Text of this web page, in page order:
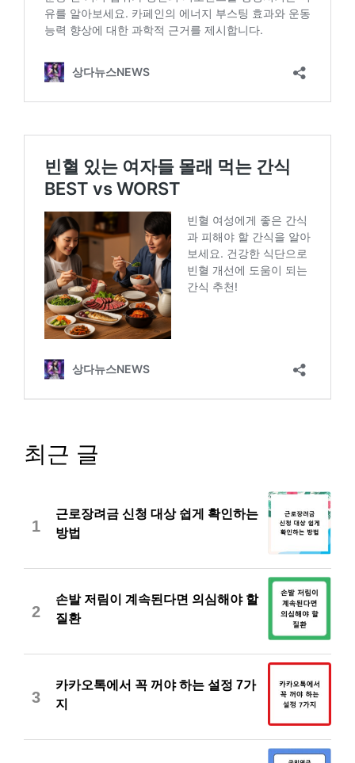
최근 글
1
근로장려금 신청 대상 쉽게 확인하는
방법
2
손발 저림이 계속된다면 의심해야 할
질환
3
카카오톡에서 꼭 꺼야 하는 설정 7가
지